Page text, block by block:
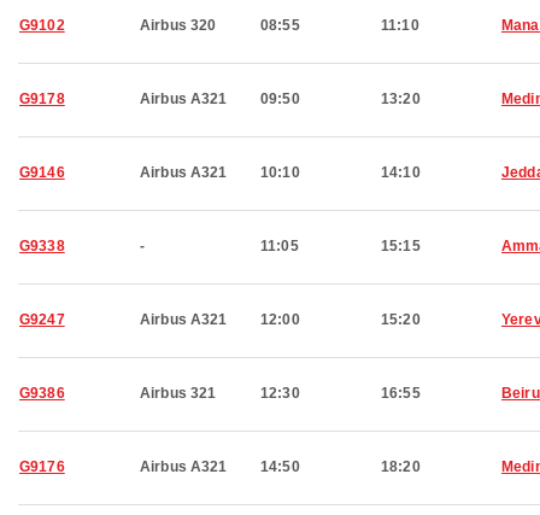
G9102 Airbus 320 08:55 11:10
G9178 Airbus A321 09:50 13:20
G9146 Airbus A321 10:10 14:10
G9338 - 11:05 15:15
G9247 Airbus A321 12:00 15:20
G9386 Airbus 321 12:30 16:55
G9176 Airbus A321 14:50 18:20